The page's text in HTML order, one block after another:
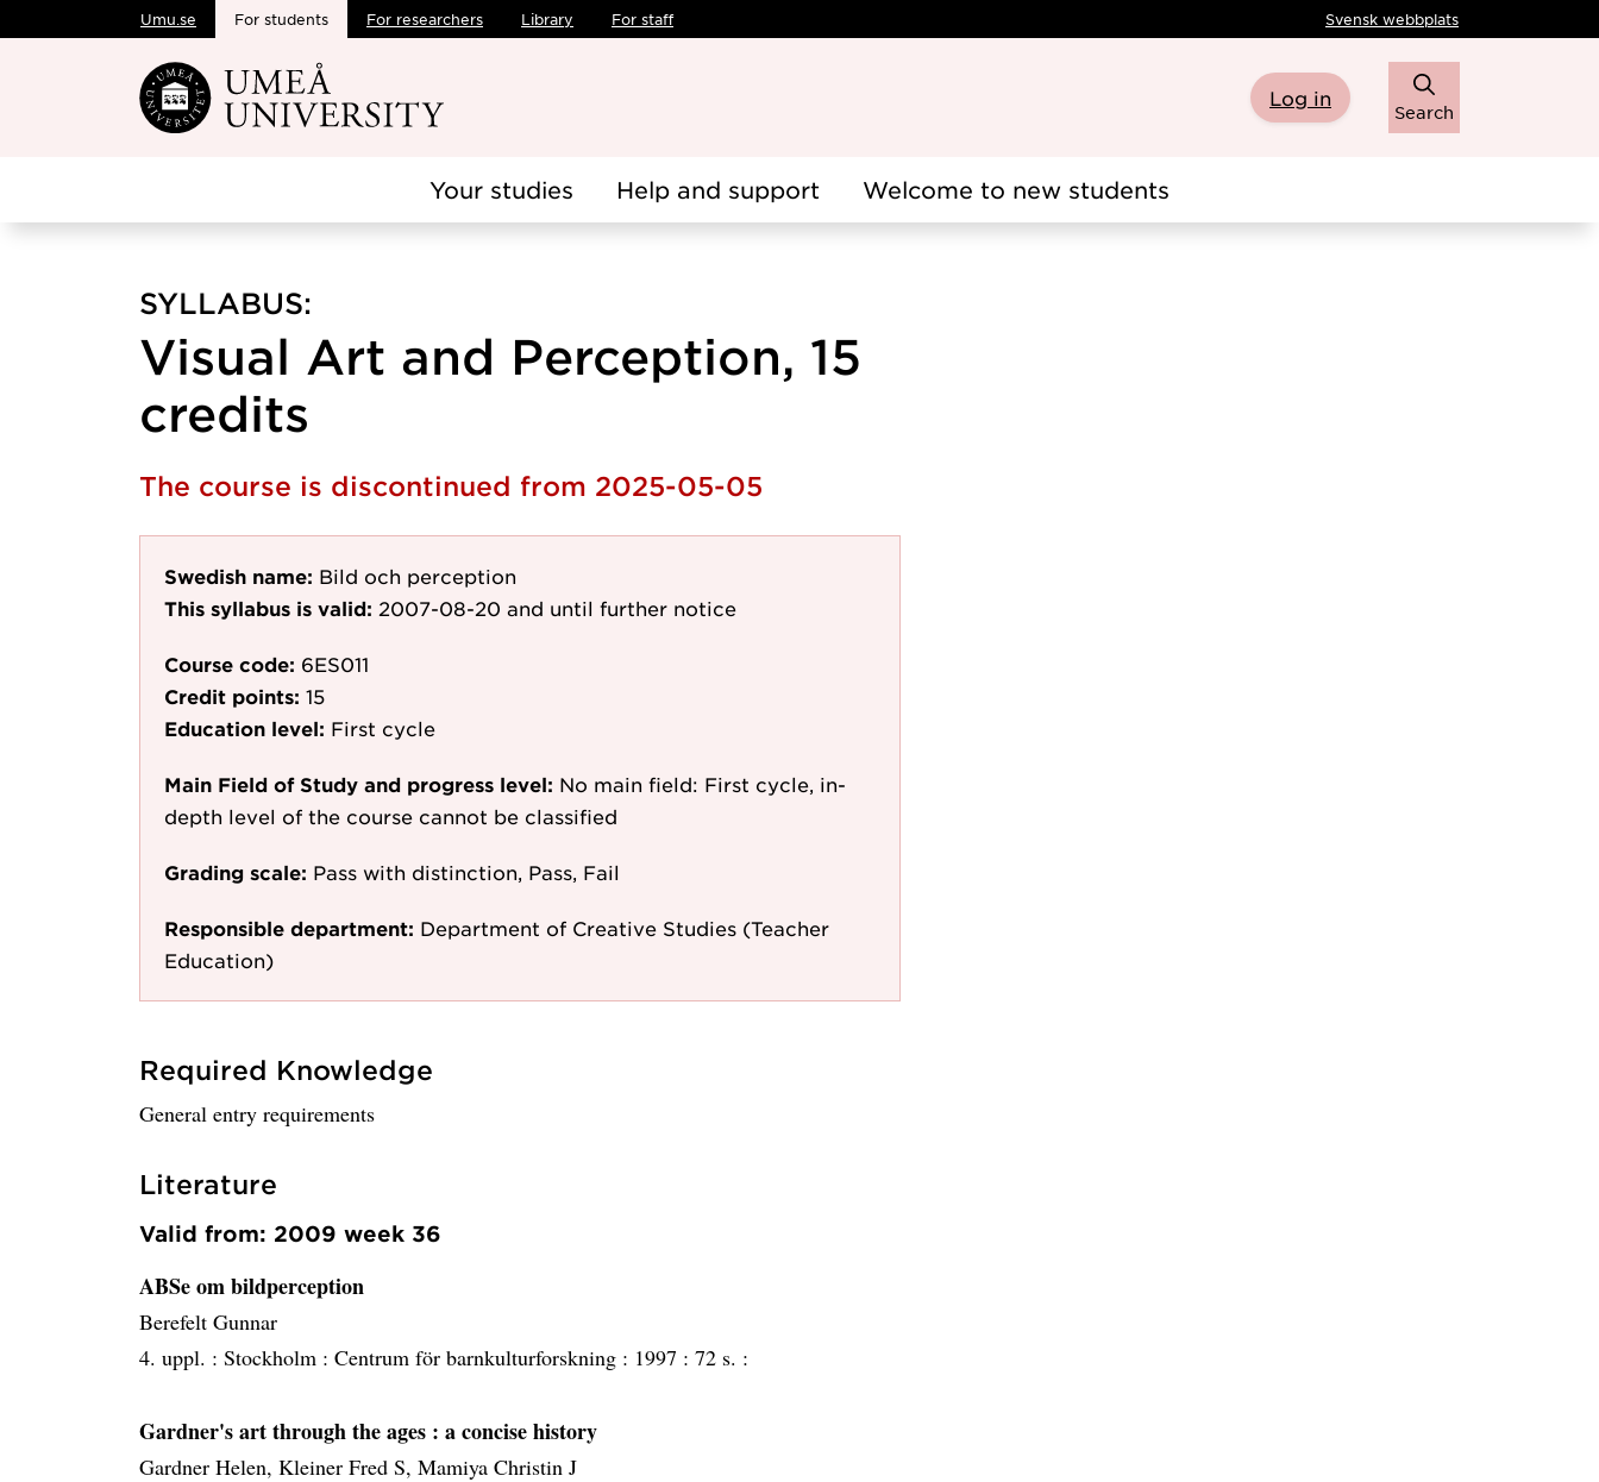
Skip to main content
Umu.se For students For researchers Library For staff Svensk webbplats
Log in
Search
Your studies Help and support Welcome to new students
SYLLABUS:
Visual Art and Perception, 15
credits
The course is discontinued from 2025-05-05
Swedish name: Bild och perception
This syllabus is valid: 2007-08-20 and until further notice
Course code: 6ES011
Credit points: 15
Education level: First cycle
Main Field of Study and progress level: No main field: First cycle, in-
depth level of the course cannot be classified
Grading scale: Pass with distinction, Pass, Fail
Responsible department: Department of Creative Studies (Teacher
Education)
Required Knowledge
General entry requirements
Literature
Valid from: 2009 week 36
ABSe om bildperception
Berefelt Gunnar
4. uppl. : Stockholm : Centrum för barnkulturforskning : 1997 : 72 s. :
Gardner's art through the ages : a concise history
Gardner Helen, Kleiner Fred S, Mamiya Christin J